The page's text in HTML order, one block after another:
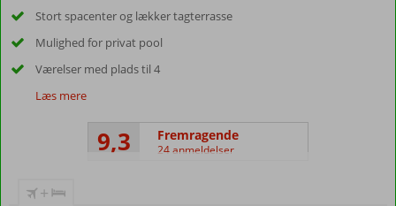
Stort spacenter og lækker tagterrasse
Mulighed for privat pool
Værelser med plads til 4
Læs mere
9,3 Fremragende
24 anmeldelser
+